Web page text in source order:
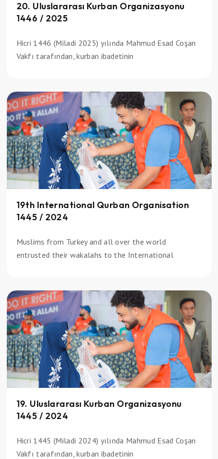
20. Uluslararası Kurban Organizasyonu
1446 / 2025
Hicri 1446 (Miladi 2025) yılında Mahmud Esad Coşan
Vakfı tarafından, kurban ibadetinin
19th International Qurban Organisation
1445 / 2024
Muslims from Turkey and all over the world
entrusted their wakalahs to the International
19. Uluslararası Kurban Organizasyonu
1445 / 2024
Hicri 1445 (Miladi 2024) yılında Mahmud Esad Coşan
Vakfı tarafından, kurban ibadetinin